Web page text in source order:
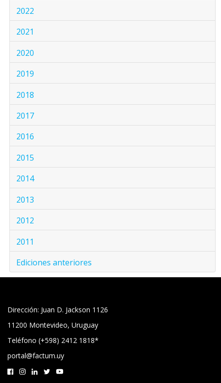
2022
2021
2020
2019
2018
2017
2016
2015
2014
2013
2012
2011
Ediciones anteriores
Dirección: Juan D. Jackson 1126
11200 Montevideo, Uruguay
Teléfono (+598) 2412 1818*
portal@factum.uy